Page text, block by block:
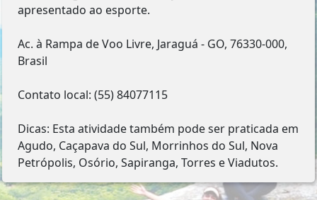
apresentado ao esporte.
Ac. à Rampa de Voo Livre, Jaraguá - GO, 76330-000,
Brasil
Contato local: (55) 84077115
Dicas: Esta atividade também pode ser praticada em
Agudo, Caçapava do Sul, Morrinhos do Sul, Nova
Petrópolis, Osório, Sapiranga, Torres e Viadutos.